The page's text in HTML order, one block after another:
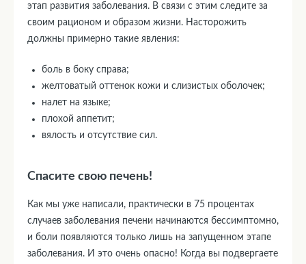
этап развития заболевания. В связи с этим следите за
своим рационом и образом жизни. Насторожить
должны примерно такие явления:
боль в боку справа;
желтоватый оттенок кожи и слизистых оболочек;
налет на языке;
плохой аппетит;
вялость и отсутствие сил.
Спасите свою печень!
Как мы уже написали, практически в 75 процентах
случаев заболевания печени начинаются бессимптомно,
и боли появляются только лишь на запущенном этапе
заболевания. И это очень опасно! Когда вы подвергаете